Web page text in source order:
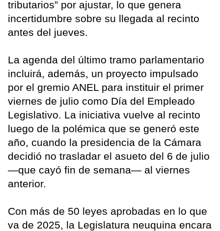
tributarios” por ajustar, lo que genera
incertidumbre sobre su llegada al recinto
antes del jueves.
La agenda del último tramo parlamentario
incluirá, además, un proyecto impulsado
por el gremio ANEL para instituir el primer
viernes de julio como Día del Empleado
Legislativo. La iniciativa vuelve al recinto
luego de la polémica que se generó este
año, cuando la presidencia de la Cámara
decidió no trasladar el asueto del 6 de julio
—que cayó fin de semana— al viernes
anterior.
Con más de 50 leyes aprobadas en lo que
va de 2025, la Legislatura neuquina encara